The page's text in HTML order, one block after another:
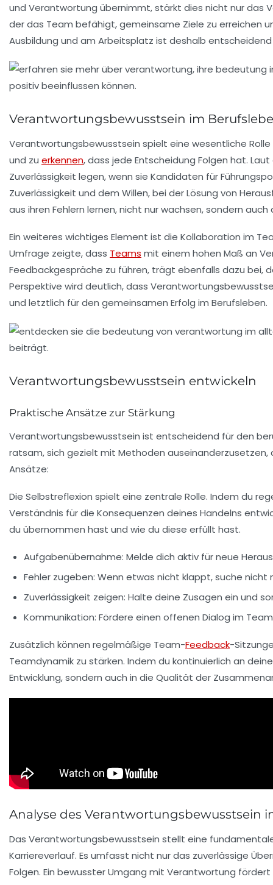
und Verantwortung übernimmt, stärkt dies nicht nur das
der das Team befähigt, gemeinsame Ziele zu erreichen
Ausbildung und am Arbeitsplatz ist deshalb
Verantwortungsbewusstsein im
Verantwortungsbewusstsein spielt eine wesentliche
und zu erkennen, dass jede Entscheidung Folgen hat.
Zuverlässigkeit legen, wenn sie Kandidaten für
Zuverlässigkeit und dem Willen, bei der Lösung von
aus ihren Fehlern lernen, nicht nur wachsen, sondern
Ein weiteres wichtiges Element ist die Kollaboration im
Umfrage zeigte, dass Teams mit einem hohen Maß an
Feedbackgespräche zu führen, trägt ebenfalls dazu bei,
Perspektive wird deutlich, dass
und letztlich für den gemeinsamen Erfolg im Berufsleben.
Verantwortungsbewusstsein entwickeln
Praktische Ansätze zur Stärkung
Verantwortungsbewusstsein ist entscheidend für den
ratsam, sich gezielt mit Methoden
Ansätze:
Die Selbstreflexion spielt eine zentrale Rolle. Indem du
Verständnis für die Konsequenzen deines Handelns
du übernommen hast und wie du diese erfüllt hast.
Aufgabenübernahme: Melde dich aktiv für neue
Fehler zugeben: Wenn etwas nicht klappt, suche nicht
Zuverlässigkeit zeigen: Halte deine Zusagen ein und
Kommunikation: Fördere einen offenen Dialog im
Zusätzlich können regelmäßige Team-Feedback-
Teamdynamik zu stärken. Indem du kontinuierlich an
Entwicklung, sondern auch in die Qualität der
Analyse des Verantwortungsbewusstsein
Das Verantwortungsbewusstsein stellt eine
Karriereverlauf. Es umfasst nicht nur das zuverlässige
Folgen. Ein bewusster Umgang mit Verantwortung